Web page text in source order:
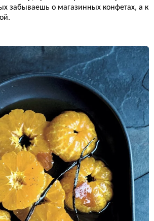
забываешь о магазинных конфетах, а к